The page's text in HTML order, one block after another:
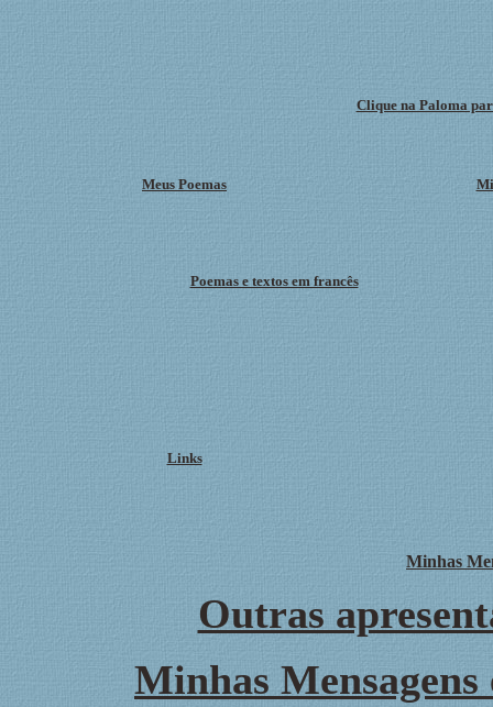
Clique na Paloma
Meus Poemas
Poemas e textos em francês
Links
Minhas
Outras
Minhas